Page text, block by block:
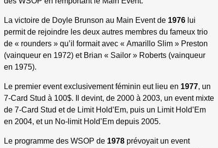
La victoire de Doyle Brunson au Main Event de 1976 lui
permit de rejoindre les deux autres membres du fameux trio
de « rounders » qu’il formait avec « Amarillo Slim » Preston
(vainqueur en 1972) et Brian « Sailor » Roberts (vainqueur
en 1975).
Le premier event exclusivement féminin eut lieu en 1977, un
7-Card Stud à 100$. Il devint, de 2000 à 2003, un event mixte
de 7-Card Stud et de Limit Hold’Em, puis un Limit Hold’Em
en 2004, et un No-limit Hold’Em depuis 2005.
Le programme des WSOP de 1978 prévoyait un event